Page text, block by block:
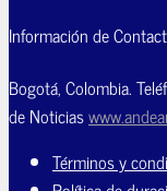
Información de
Bogotá, Colombia.
de Noticias
Términos y